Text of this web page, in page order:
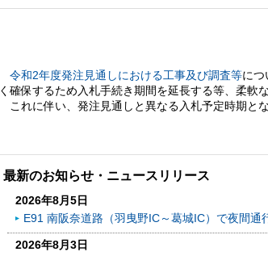
令和2年度発注見通しにおける工事及び調査等につ
く確保するため入札手続き期間を延長する等、柔軟
これに伴い、発注見通しと異なる入札予定時期と
最新のお知らせ・ニュースリリース
2026年8月5日
E91 南阪奈道路（羽曳野IC～葛󠄀城IC）で夜間通
2026年8月3日